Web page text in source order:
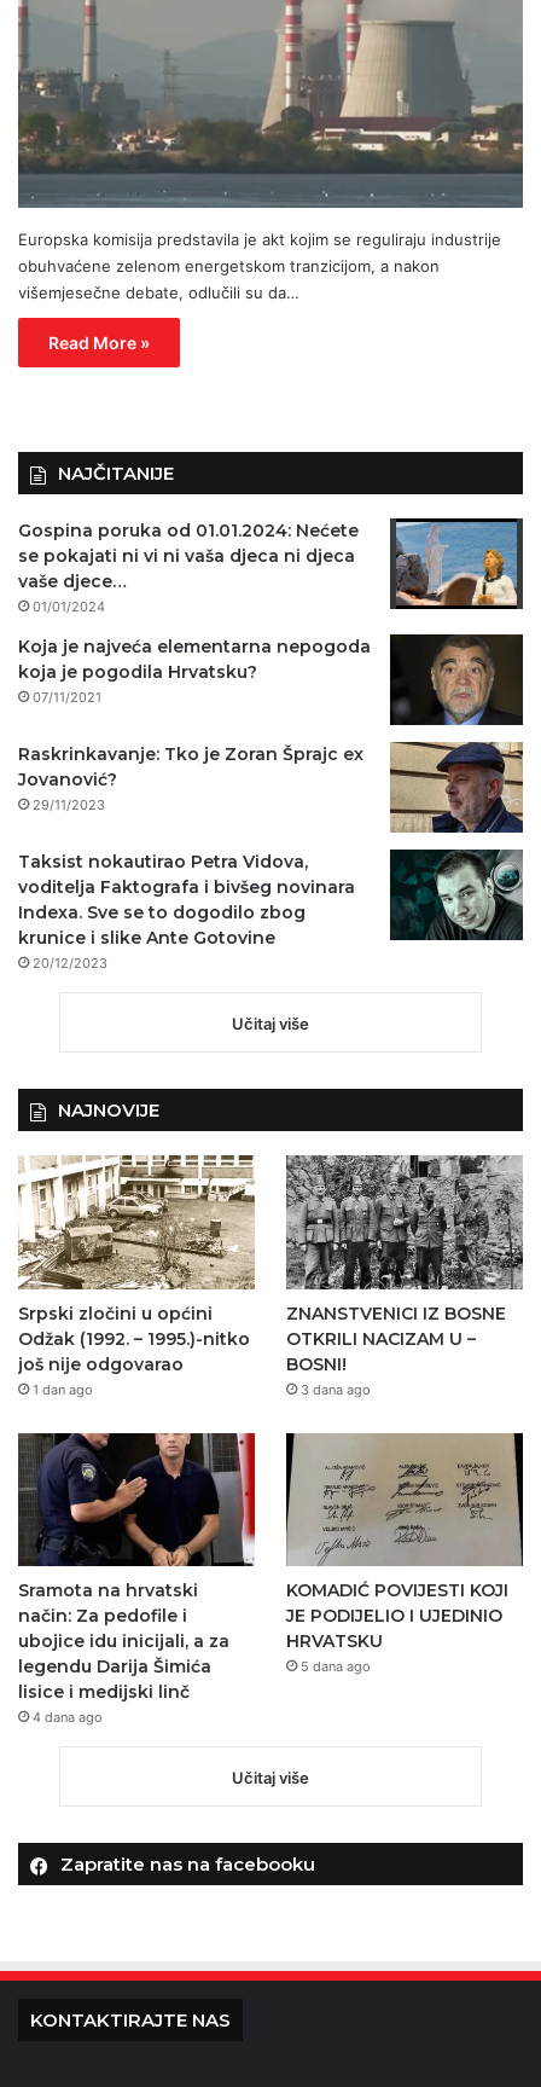
Europska komisija predstavila je akt kojim se reguliraju industrije
obuhvaćene zelenom energetskom tranzicijom, a nakon
višemjesečne debate, odlučili su da…
Read More »
NAJČITANIJE
Gospina poruka od 01.01.2024: Nećete
se pokajati ni vi ni vaša djeca ni djeca
vaše djece…
01/01/2024
Koja je najveća elementarna nepogoda
koja je pogodila Hrvatsku?
07/11/2021
Raskrinkavanje: Tko je Zoran Šprajc ex
Jovanović?
29/11/2023
Taksist nokautirao Petra Vidova,
voditelja Faktografa i bivšeg novinara
Indexa. Sve se to dogodilo zbog
krunice i slike Ante Gotovine
20/12/2023
Učitaj više
NAJNOVIJE
Srpski zločini u općini
Odžak (1992. – 1995.)-nitko
još nije odgovarao
1 dan ago
ZNANSTVENICI IZ BOSNE
OTKRILI NACIZAM U –
BOSNI!
3 dana ago
Sramota na hrvatski
način: Za pedofile i
ubojice idu inicijali, a za
legendu Darija Šimića
lisice i medijski linč
4 dana ago
KOMADIĆ POVIJESTI KOJI
JE PODIJELIO I UJEDINIO
HRVATSKU
5 dana ago
Učitaj više
Zapratite nas na facebooku
KONTAKTIRAJTE NAS